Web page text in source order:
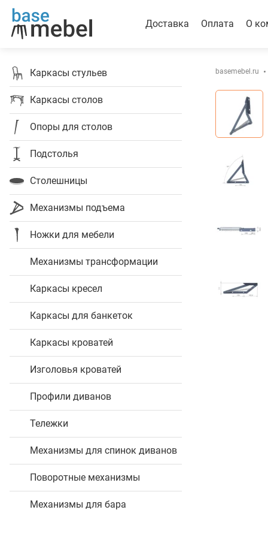
Доставка Оплата О
Каркасы стульев
Каркасы столов
Опоры для столов
Подстолья
Столешницы
Механизмы подъема
Ножки для мебели
Механизмы трансформации
Каркасы кресел
Каркасы для банкеток
Каркасы кроватей
Изголовья кроватей
Профили диванов
Тележки
Механизмы для спинок диванов
Поворотные механизмы
Механизмы для бара
basemebel.ru